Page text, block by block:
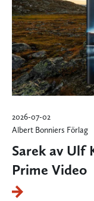
2026-07-02
Albert Bonniers Förlag
Sarek av Ulf
Prime Video